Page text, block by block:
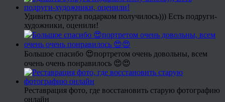
Удивить супруга подарком получилось))) Есть подруги-
художники, оценили!
Большое спасибо 😍портретом очень довольны, всем
очень очень понравилось 😍😍
Реставрация фото, где восстановить старую фотографию
онлайн